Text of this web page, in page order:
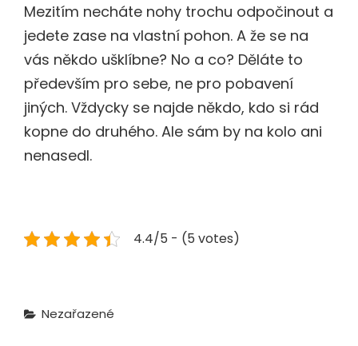
Mezitím necháte nohy trochu odpočinout a
jedete zase na vlastní pohon. A že se na
vás někdo ušklíbne? No a co? Děláte to
především pro sebe, ne pro pobavení
jiných. Vždycky se najde někdo, kdo si rád
kopne do druhého. Ale sám by na kolo ani
nenasedl.
4.4/5 - (5 votes)
Categories
Nezařazené